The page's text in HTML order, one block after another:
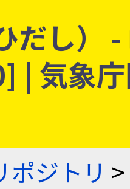
だし）
| 気象
ジトリ >